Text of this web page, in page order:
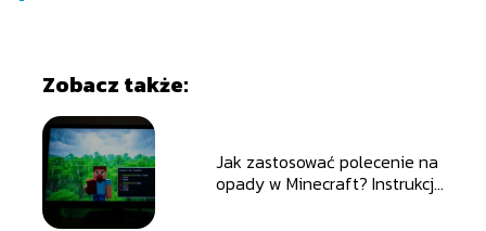
Zobacz także:
Jak zastosować polecenie na
opady w Minecraft? Instrukcja